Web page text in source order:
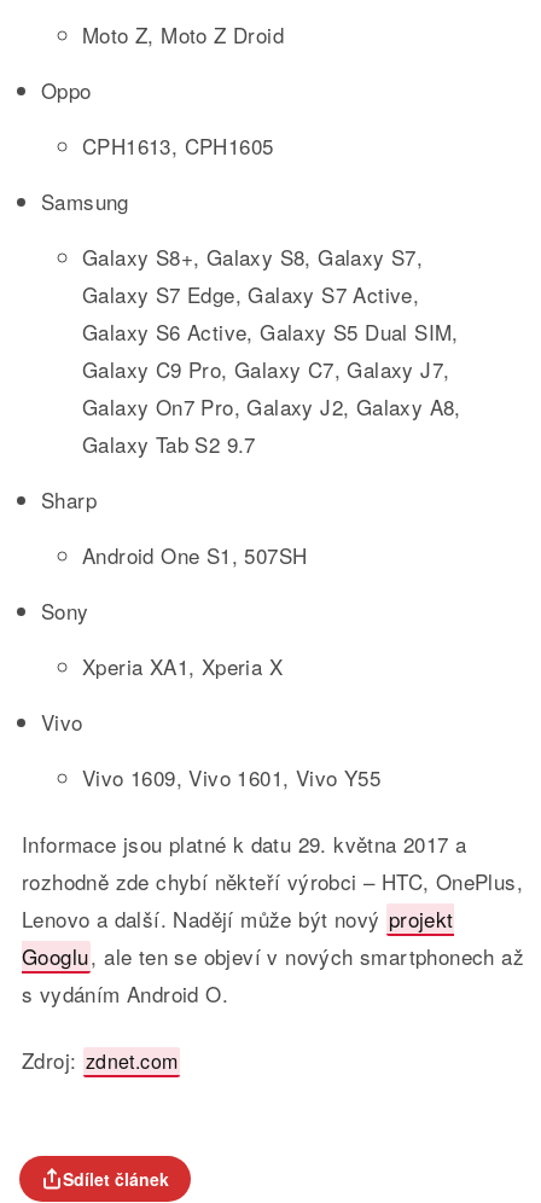
Moto Z, Moto Z Droid
Oppo
CPH1613, CPH1605
Samsung
Galaxy S8+, Galaxy S8, Galaxy S7,
Galaxy S7 Edge, Galaxy S7 Active,
Galaxy S6 Active, Galaxy S5 Dual SIM,
Galaxy C9 Pro, Galaxy C7, Galaxy J7,
Galaxy On7 Pro, Galaxy J2, Galaxy A8,
Galaxy Tab S2 9.7
Sharp
Android One S1, 507SH
Sony
Xperia XA1, Xperia X
Vivo
Vivo 1609, Vivo 1601, Vivo Y55
Informace jsou platné k datu 29. května 2017 a
rozhodně zde chybí někteří výrobci – HTC, OnePlus,
Lenovo a další. Nadějí může být nový projekt
Googlu, ale ten se objeví v nových smartphonech až
s vydáním Android O.
Zdroj: zdnet.com
Sdílet článek